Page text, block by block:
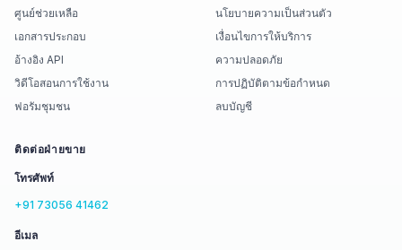
ศูนย์ช่วยเหลือ
เอกสารประกอบ
อ้างอิง API
วิดีโอสอนการใช้งาน
ฟอรัมชุมชน
นโยบายความเป็นส่วนตัว
เงื่อนไขการให้บริการ
ความปลอดภัย
การปฏิบัติตามข้อกำหนด
ลบบัญชี
ติดต่อฝ่ายขาย
โทรศัพท์
+91 73056 41462
อีเมล